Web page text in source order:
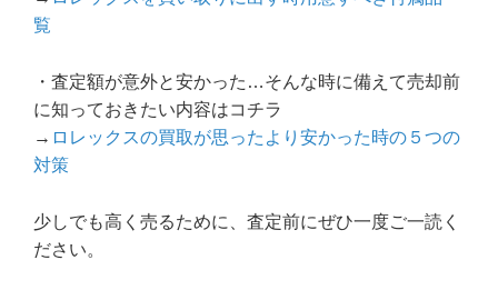
覧
・査定額が意外と安かった…そんな時に備えて売却前
に知っておきたい内容はコチラ
→ ロレックスの買取が思ったより安かった時の５つの
対策
少しでも高く売るために、査定前にぜひ一度ご一読く
ださい。